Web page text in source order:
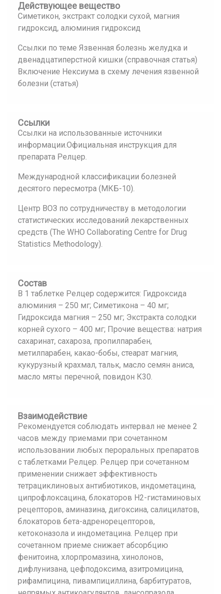
Действующее вещество
Симетикон, экстракт солодки сухой, магния
гидроксид, алюминия гидроксид
Ссылки по теме Язвенная болезнь желудка и
двенадцатиперстной кишки (справочная статья)
Включение Нексиума в схему лечения язвенной
болезни (статья)
Ссылки
Ссылки на использованные источники
информации.Официальная инструкция для
препарата Релцер.
Международной классификации болезней
десятого пересмотра (МКБ-10).
Центр ВОЗ по сотрудничеству в методологии
статистических исследований лекарственных
средств (The WHO Collaborating Centre for Drug
Statistics Methodology).
Состав
В 1 таблетке Релцер содержится: Гидроксида
алюминия – 250 мг; Симетикона – 40 мг;
Гидроксида магния – 250 мг; Экстракта солодки
корней сухого – 400 мг; Прочие вещества: натрия
сахаринат, сахароза, пропилпарабен,
метилпарабен, какао-бобы, стеарат магния,
кукурузный крахмал, тальк, масло семян аниса,
масло мяты перечной, повидон К30.
Взаимодействие
Рекомендуется соблюдать интервал не менее 2
часов между приемами при сочетанном
использовании любых пероральных препаратов
с таблетками Релцер. Релцер при сочетанном
применении снижает эффективность
тетрациклиновых антибиотиков, индометацина,
ципрофлоксацина, блокаторов Н2-гистаминовых
рецепторов, аминазина, дигоксина, салицилатов,
блокаторов бета-адренорецепторов,
кетоконазола и индометацина. Релцер при
сочетанном приеме снижает абсорбцию
фенитоина, хлорпромазина, хинолонов,
дифлунизана, цефподоксима, азитромицина,
рифампицина, пивампициллина, барбитуратов,